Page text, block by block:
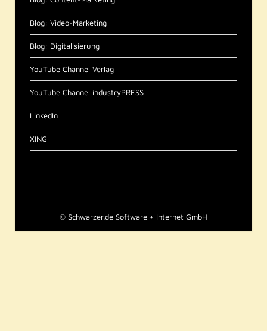
Blog: Video-Marketing
Blog: Digitalisierung
YouTube Channel Verlag
YouTube Channel industryPRESS
LinkedIn
XING
© Schwarzer.de Software + Internet GmbH